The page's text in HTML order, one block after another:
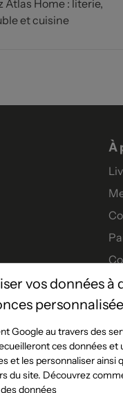
Atlas Home : literie,
et cuisine
À
vos données
Google au travers des
ces données
et les personnaliser ainsi
du site. Découvrez
données